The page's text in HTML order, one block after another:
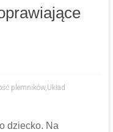
plemników,Układ
dziecko. Na